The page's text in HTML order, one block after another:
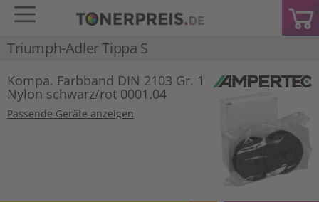
Triumph-Adler Tippa S
Kompa. Farbband DIN 2103 Gr. 1
Nylon schwarz/rot 0001.04
Passende Geräte anzeigen